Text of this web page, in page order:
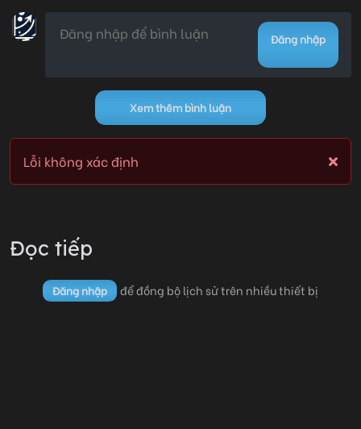
Lỗi không xác định
Đăng nhập
Xem thêm bình luận
Lỗi không xác định
Đọc tiếp
Đăng nhập để đồng bộ lịch sử trên nhiều thiết bị